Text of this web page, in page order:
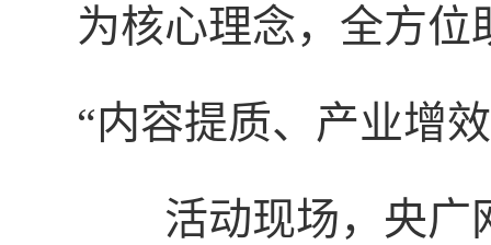
为核心理念，全方
“内容提质、产业增
活动现场，央广